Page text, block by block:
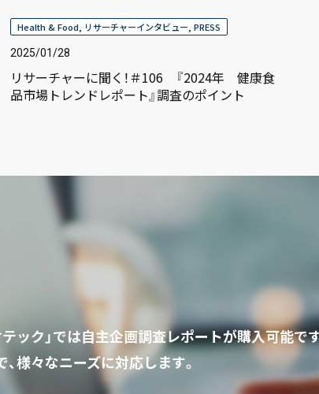
Health & Food リサーチャーインタビュー PRESS
2025/01/28
リサーチャーに聞く！＃106 『2024年 健康食
品市場トレンドレポート』調査のポイント
ック」では自主企画調査レポートが購入可能で
様々なニーズに対応します。